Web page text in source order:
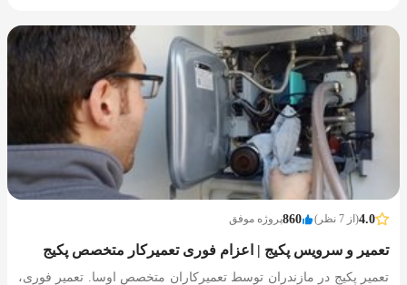
4.0(از 7 نظر) 860پروژه موفق
تعمیر و سرویس پکیج | اعزام فوری تعمیرکار متخصص پکیج
تعمیر پکیج در مازندران توسط تعمیرکاران متخصص اوسا. تعمیر فوری،